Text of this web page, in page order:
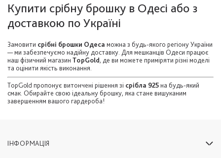
Купити срібну брошку в Одесі або з
доставкою по Україні
Замовити срібні брошки Одеса можна з будь-якого регіону України
— ми забезпечуємо надійну доставку. Для мешканців Одеси працює
наш фізичний магазин TopGold, де ви можете приміряти різні моделі
та оцінити якість виконання.
TopGold пропонує витончені рішення зі срібла 925на будь-який
смак. Обирайте свою ідеальну брошку, яка стане вишуканим
завершенням вашого гардероба!
ІНФОРМАЦІЯ